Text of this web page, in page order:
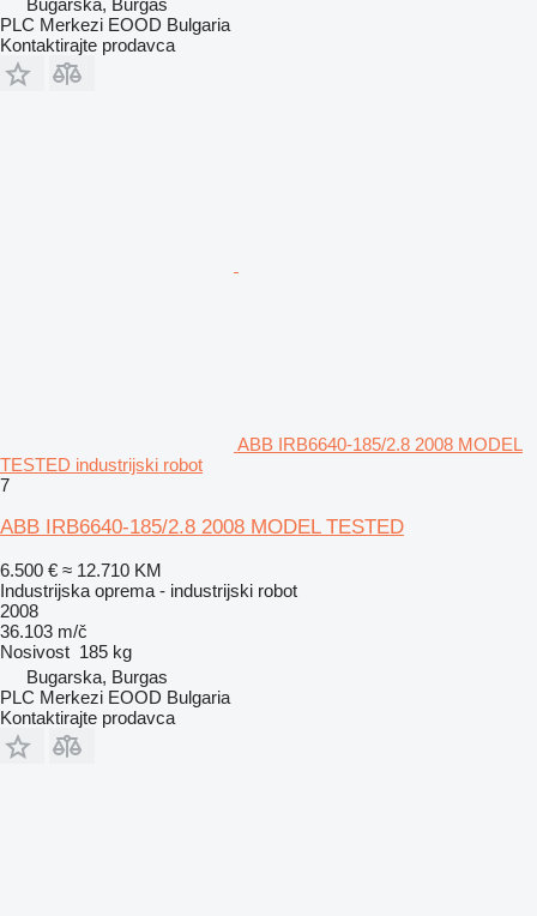
PLC Merkezi EOOD Bulgaria
Kontaktirajte prodavca
ABB IRB6640-185/2.8 2008 MODEL
TESTED industrijski robot
7
ABB IRB6640-185/2.8 2008 MODEL TESTED
6.500 € ≈ 12.710 KM
Industrijska oprema - industrijski robot
2008
36.103 m/č
Nosivost 185 kg
Bugarska, Burgas
PLC Merkezi EOOD Bulgaria
Kontaktirajte prodavca